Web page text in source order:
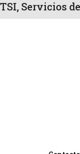
TSI, Servicios